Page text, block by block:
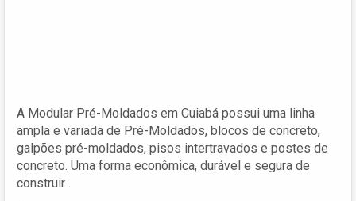
A Modular Pré-Moldados em Cuiabá possui uma linha
ampla e variada de Pré-Moldados, blocos de concreto,
galpões pré-moldados, pisos intertravados e postes de
concreto. Uma forma econômica, durável e segura de
construir .